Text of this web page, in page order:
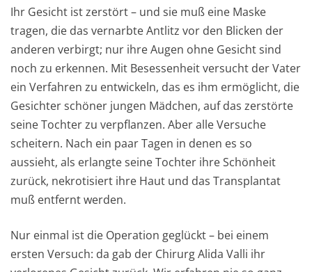
Ihr Gesicht ist zerstört – und sie muß eine Maske
tragen, die das vernarbte Antlitz vor den Blicken der
anderen verbirgt; nur ihre Augen ohne Gesicht sind
noch zu erkennen. Mit Besessenheit versucht der Vater
ein Verfahren zu entwickeln, das es ihm ermöglicht, die
Gesichter schöner jungen Mädchen, auf das zerstörte
seine Tochter zu verpflanzen. Aber alle Versuche
scheitern. Nach ein paar Tagen in denen es so
aussieht, als erlangte seine Tochter ihre Schönheit
zurück, nekrotisiert ihre Haut und das Transplantat
muß entfernt werden.
Nur einmal ist die Operation geglückt – bei einem
ersten Versuch: da gab der Chirurg Alida Valli ihr